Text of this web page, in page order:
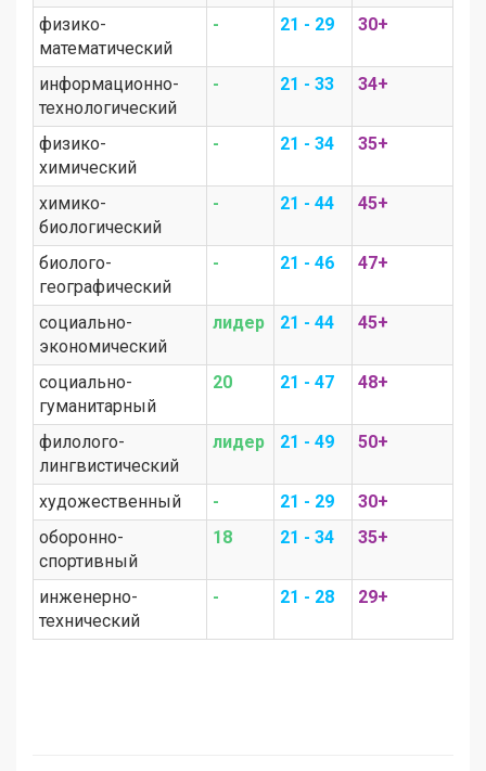
физико-
математический
- 21 - 29 30+
информационно-
технологический
- 21 - 33 34+
физико-
химический
- 21 - 34 35+
химико-
биологический
- 21 - 44 45+
биолого-
географический
- 21 - 46 47+
социально-
экономический
лидер 21 - 44 45+
социально-
гуманитарный
20 21 - 47 48+
филолого-
лингвистический
лидер 21 - 49 50+
художественный - 21 - 29
30+
оборонно-
спортивный
18 21 - 34 35+
инженерно-
технический
- 21 - 28 29+